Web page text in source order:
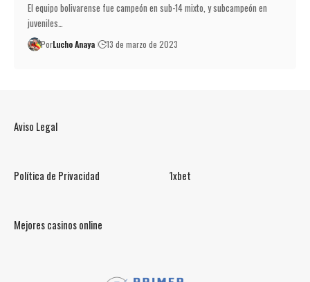
El equipo bolivarense fue campeón en sub-14 mixto, y subcampeón en
juveniles…
PorLucho Anaya 13 de marzo de 2023
Aviso Legal
Política de Privacidad 1xbet
Mejores casinos online